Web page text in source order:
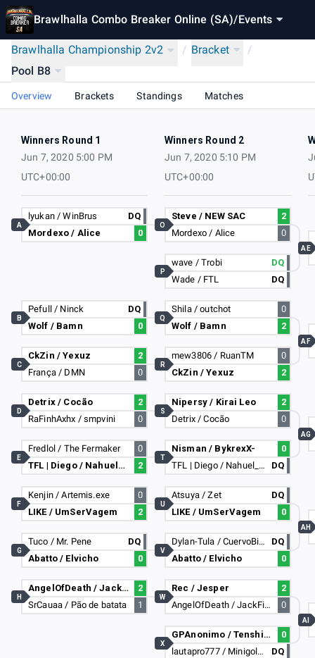
Brawlhalla Combo Breaker Online (SA)/Events
Brawlhalla Championship 2v2 / Bracket
/
Pool B8
Overview Brackets Standings Matches
Winners Round 1
Jun 7, 2020 5:00 PM
UTC+00:00
Winners Round 2
Jun 7, 2020 5:10 PM
UTC+00:00
lyukan / WinBrus
DQ
Mordexo / Alice
0
A
Pefull / Ninck
DQ
Wolf / Bamn
0
B
CkZin / Yexuz
2
França / DMN
0
C
Detrix / Cocão
2
RaFinhAxhx / smpvini
0
D
Fredlol / The Fermaker
0
TFL | Diego / Nahuel_99_
2
E
Kenjin / Artemis.exe
0
LIKE / UmSerVagem
2
F
Tuco / Mr. Pene
DQ
Abatto / Elvicho
0
G
AngelOfDeath / JackFireDark
2
SrCauaa / Pão de batata
1
H
Steve / NEW SAC
2
Mordexo / Alice
0
O
wave / Trobi
DQ
Wade / FTL
DQ
P
Shila / outchot
0
Wolf / Bamn
2
Q
mew3806 / RuanTM
0
CkZin / Yexuz
2
R
Nipersy / Kirai Leo
2
Detrix / Cocão
0
S
Nisman / BykrexX-
0
TFL | Diego / Nahuel_99_
DQ
T
Atsuya / Zet
DQ
LIKE / UmSerVagem
0
U
Dylan-Tula / CuervoBianco
DQ
Abatto / Elvicho
0
V
Rec / Jesper
2
AngelOfDeath / JackFireDark
0
W
GPAnonimo / Tenshi_XVI
0
lautapro777 / Minigolem74
DQ
X
AE
AF
AG
AH
AI